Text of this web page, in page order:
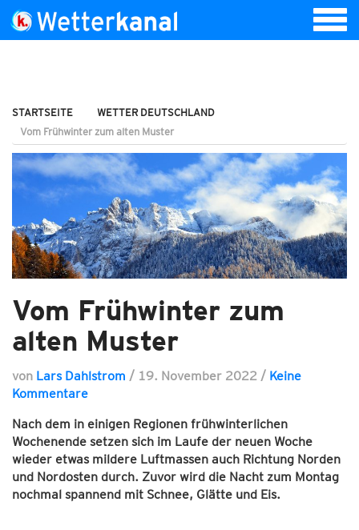
STARTSEITE
WETTER DEUTSCHLAND
Vom Frühwinter zum alten Muster
Vom Frühwinter zum
alten Muster
von Lars Dahlstrom / 19. November 2022 / Keine
Kommentare
Nach dem in einigen Regionen frühwinterlichen
Wochenende setzen sich im Laufe der neuen Woche
wieder etwas mildere Luftmassen auch Richtung Norden
und Nordosten durch. Zuvor wird die Nacht zum Montag
nochmal spannend mit Schnee, Glätte und Eis.